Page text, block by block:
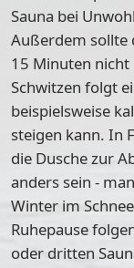
Sauna bei
Außerdem sollte
15 Minuten nicht
Schwitzen folgt
beispielsweise
steigen kann. In
die Dusche zur
anders sein -
Winter im
Ruhepause
oder dritten